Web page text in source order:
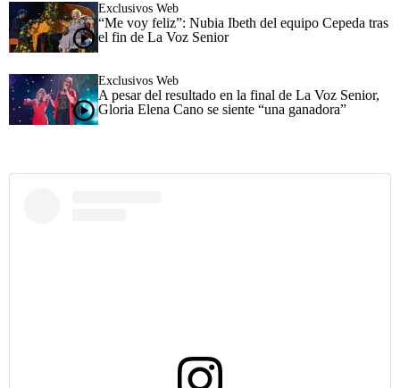
Exclusivos Web
“Me voy feliz”: Nubia Ibeth del equipo Cepeda tras
el fin de La Voz Senior
Exclusivos Web
A pesar del resultado en la final de La Voz Senior,
Gloria Elena Cano se siente “una ganadora”